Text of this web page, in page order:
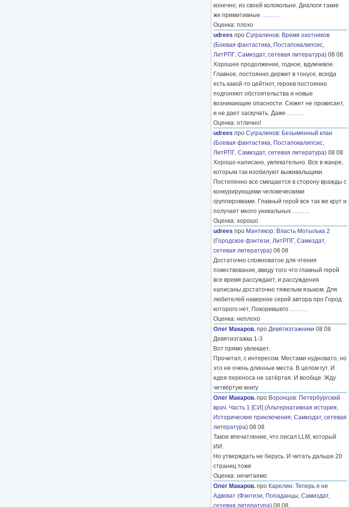
конечно, из своей колокольни. Диалоги такие
же примитивные ………
Оценка: плохо
udrees про Сугралинов: Время охотников
(Боевая фантастика, Постапокалипсис,
ЛитРПГ, Самиздат, сетевая литература) 08 08
Хорошее продолжение, годное, вдумчивое.
Главное, постоянно держит в тонусе, всегда
есть какой-то цейтнот, героев постоянно
подгоняют обстоятельства и новые
возникающие опасности. Сюжет не провисает,
и не дает заскучать. Даже ………
Оценка: отлично!
udrees про Сугралинов: Безымянный клан
(Боевая фантастика, Постапокалипсис,
ЛитРПГ, Самиздат, сетевая литература) 08 08
Хорошо написано, увлекательно. Все в жанре,
которым так изобилуют выживальщики.
Постепенно все смещается в сторону вражды с
конкурирующими человеческими
группировками. Главный герой все так же крут и
получает много уникальных ………
Оценка: хорошо
udrees про Мантикор: Власть Мотылька 2
(Городское фэнтези, ЛитРПГ, Самиздат,
сетевая литература) 08 08
Достаточно сложноватое для чтения
повествование, ввиду того что главный герой
все время рассуждает, и рассуждения
написаны достаточно тяжелым языком. Для
любителей наверное серий автора про Город
которого нет, Покорившего ………
Оценка: неплохо
Олег Макаров. про Девятиэтажники 08 08
Девятиэтажка 1-3
Вот прямо увлекает.
Прочитал, с интересом. Местами нудновато, но
это не очень длинные места. В целом гут. И
идея переноса не затёртая. И вообще. Жду
четвёртую книгу
Олег Макаров. про Воронцов: Петербургский
врач. Часть 1 [СИ] (Альтернативная история,
Исторические приключения, Самиздат, сетевая
литература) 08 08
Такое впечатление, что писал LLM, который
ИИ.
Но утверждать не берусь. И читать дальше 20
страниц тоже
Оценка: нечитаемо
Олег Макаров. про Карелин: Теперь я не
Адвокат (Фэнтези, Попаданцы, Самиздат,